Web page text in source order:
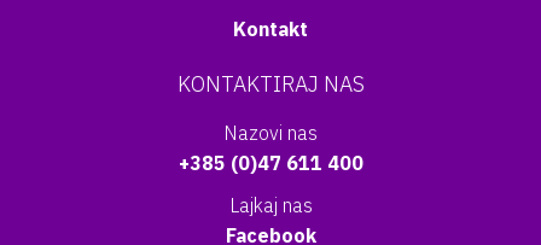
Kontakt
KONTAKTIRAJ NAS
Nazovi nas
+385 (0)47 611 400
Lajkaj nas
Facebook